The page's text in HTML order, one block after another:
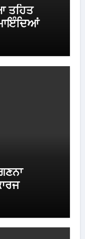
ਤਹਿਤ